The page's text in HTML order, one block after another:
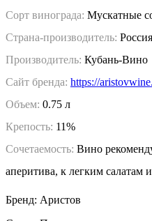
Сорт винограда: Мускатные
Страна-производитель:
Производитель: Кубань-Вино
Сайт бренда: https://
Объем: 0.75 л
Крепость: 11%
Сочетаемость: Вино
аперитива, к легким салатам
Бренд: Аристов